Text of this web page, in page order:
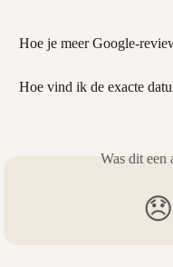
Hoe je meer Google-
Hoe vind ik de exacte
Was dit een
😞